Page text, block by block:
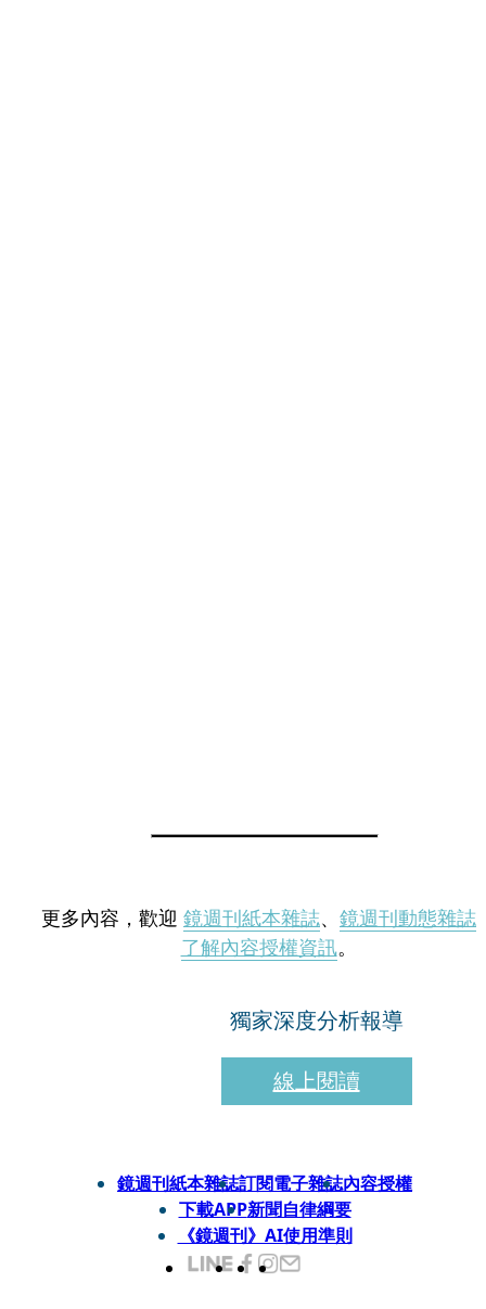
更多內容，歡迎 鏡週刊紙本雜誌、 鏡週刊動態雜誌
了解內容授權資訊。
獨家深度分析報導
線上閱讀
鏡週刊紙本雜誌訂閱電子雜誌內容授權
下載APP新聞自律綱要
《鏡週刊》AI使用準則